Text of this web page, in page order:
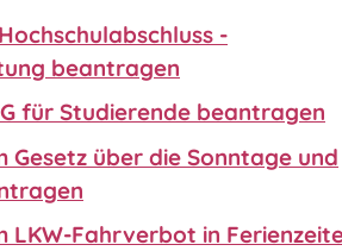
-
beantragen
für Studierende beantragen
Gesetz über die Sonntage und
LKW-Fahrverbot in